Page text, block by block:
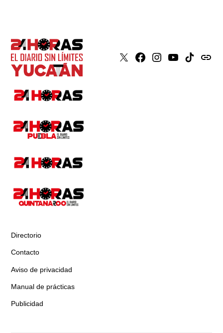
X Faceboook
Instagram
YoutubeTiktokissuu
Directorio
Contacto
Aviso de privacidad
Manual de prácticas
Publicidad